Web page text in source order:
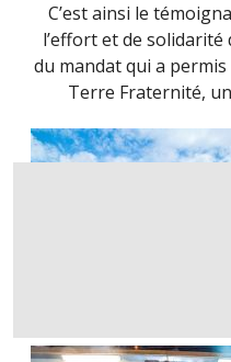
C’est ainsi le
l’effort et de
du mandat qui a
Terre Fraternité, un